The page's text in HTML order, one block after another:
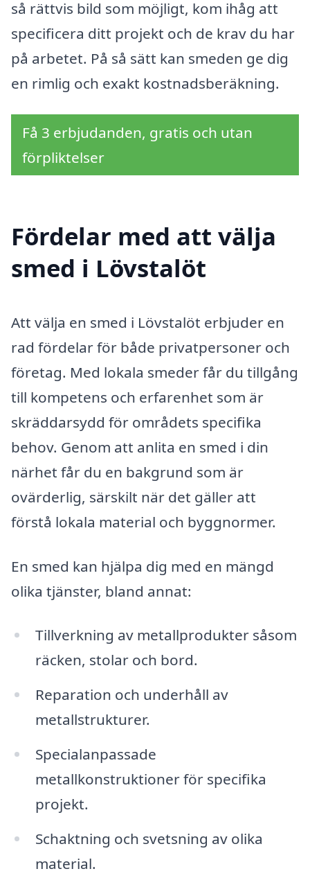
så rättvis bild som möjligt, kom ihåg att
specificera ditt projekt och de krav du har
på arbetet. På så sätt kan smeden ge dig
en rimlig och exakt kostnadsberäkning.
Få 3 erbjudanden, gratis och utan
förpliktelser
Fördelar med att välja
smed i Lövstalöt
Att välja en smed i Lövstalöt erbjuder en
rad fördelar för både privatpersoner och
företag. Med lokala smeder får du tillgång
till kompetens och erfarenhet som är
skräddarsydd för områdets specifika
behov. Genom att anlita en smed i din
närhet får du en bakgrund som är
ovärderlig, särskilt när det gäller att
förstå lokala material och byggnormer.
En smed kan hjälpa dig med en mängd
olika tjänster, bland annat:
Tillverkning av metallprodukter såsom
räcken, stolar och bord.
Reparation och underhåll av
metallstrukturer.
Specialanpassade
metallkonstruktioner för specifika
projekt.
Schaktning och svetsning av olika
material.